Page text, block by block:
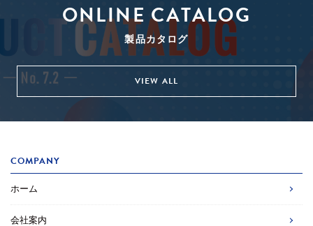
ONLINE CATALOG
製品カタログ
VIEW ALL
COMPANY
ホーム
会社案内